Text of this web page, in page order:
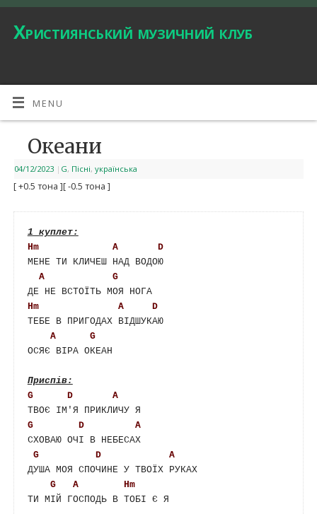
Християнський музичний клуб
MENU
Океани
04/12/2023 | G, Пісні, українська
[ +0.5 тона ][ -0.5 тона ]
Hm
A
D
МЕНЕ ТИ КЛИЧЕШ НАД ВОДОЮ
A
G
ДЕ НЕ ВСТОЇТЬ МОЯ НОГА
Hm
A
D
ТЕБЕ В ПРИГОДАХ ВІДШУКАЮ
A
G
ОСЯЄ ВІРА ОКЕАН
G
D
A
G
D
A
СХОВАЮ ОЧІ В НЕБЕСАХ
G
D
A
ДУША МОЯ СПОЧИНЕ У ТВОЇХ РУКАХ
G
A
Hm
ТИ МІЙ ГОСПОДЬ В ТОБІ Є Я